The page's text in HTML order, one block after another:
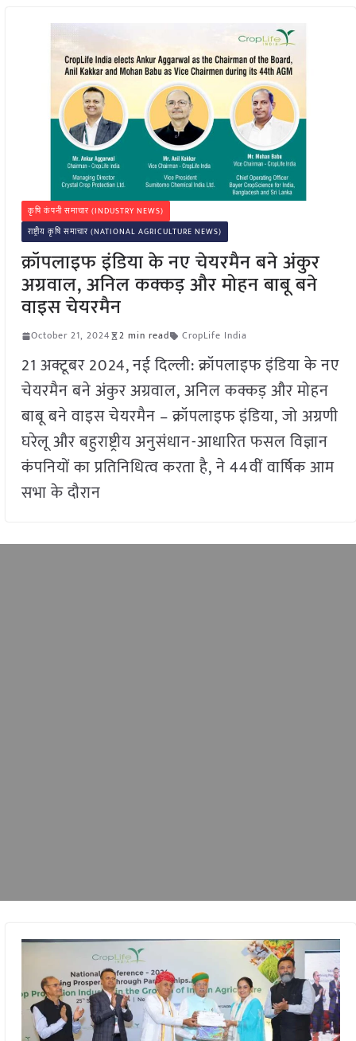
कृषि कंपनी समाचार (INDUSTRY NEWS)
राष्ट्रीय कृषि समाचार (NATIONAL AGRICULTURE NEWS)
क्रॉपलाइफ इंडिया के नए चेयरमैन बने अंकुर
अग्रवाल, अनिल कक्कड़ और मोहन बाबू बने
वाइस चेयरमैन
October 21, 2024 2 min read CropLife India
21 अक्टूबर 2024, नई दिल्ली: क्रॉपलाइफ इंडिया के नए
चेयरमैन बने अंकुर अग्रवाल, अनिल कक्कड़ और मोहन
बाबू बने वाइस चेयरमैन – क्रॉपलाइफ इंडिया, जो अग्रणी
घरेलू और बहुराष्ट्रीय अनुसंधान-आधारित फसल विज्ञान
कंपनियों का प्रतिनिधित्व करता है, ने 44वीं वार्षिक आम
सभा के दौरान